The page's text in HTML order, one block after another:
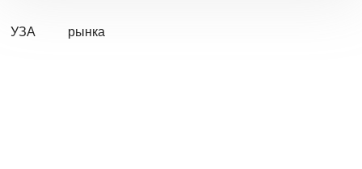
УЗА рынка